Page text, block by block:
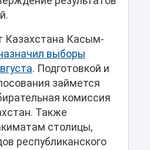
Казахстана Касым-
выборы
. Подготовкой и
займется
комиссия
Также
столицы,
республиканского